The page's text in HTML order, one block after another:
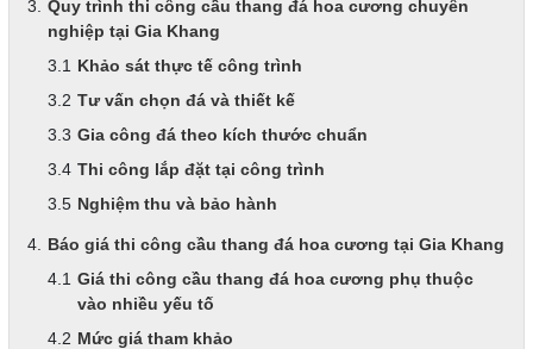
Quy trình thi công cầu thang đá hoa cương chuyên
nghiệp tại Gia Khang
Khảo sát thực tế công trình
Tư vấn chọn đá và thiết kế
Gia công đá theo kích thước chuẩn
Thi công lắp đặt tại công trình
Nghiệm thu và bảo hành
Báo giá thi công cầu thang đá hoa cương tại Gia Khang
Giá thi công cầu thang đá hoa cương phụ thuộc
vào nhiều yếu tố
Mức giá tham khảo